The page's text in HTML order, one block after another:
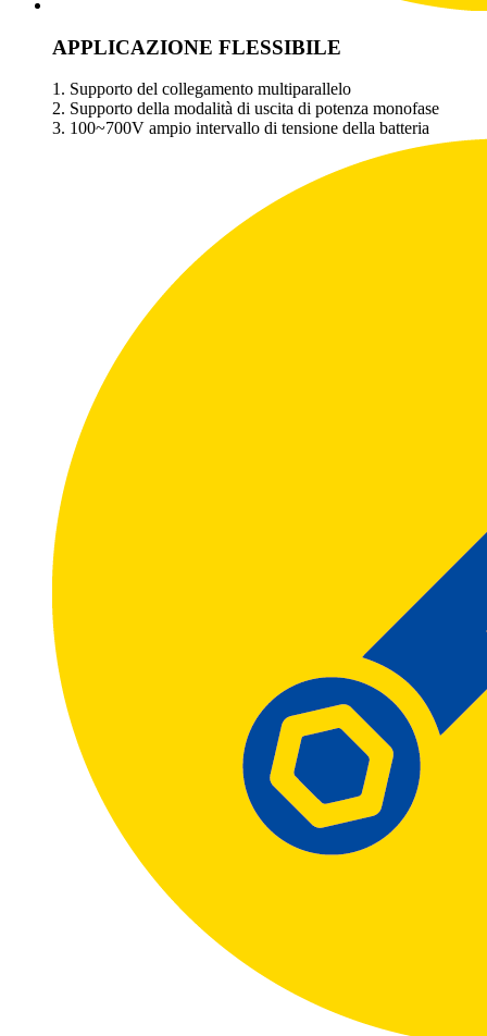
APPLICAZIONE FLESSIBILE
1. Supporto del collegamento multiparallelo
2. Supporto della modalità di uscita di potenza monofase
3. 100~700V ampio intervallo di tensione della batteria